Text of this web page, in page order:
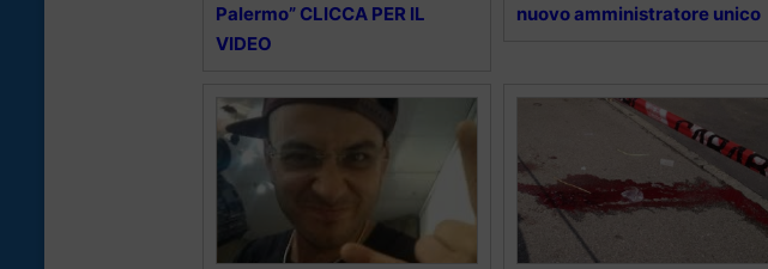
Palermo” CLICCA PER IL
VIDEO
nuovo amministratore unico